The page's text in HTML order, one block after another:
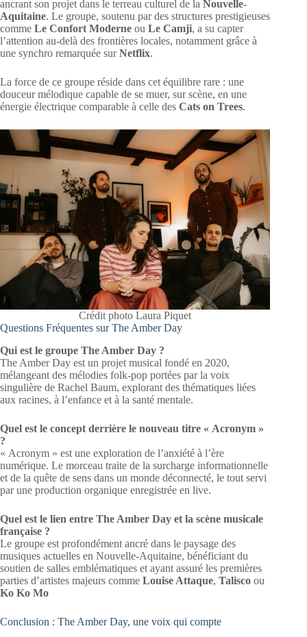
ancrant son projet dans le terreau culturel de la Nouvelle-
Aquitaine. Le groupe, soutenu par des structures prestigieuses
comme Le Confort Moderne ou Le Camji, a su capter
l’attention au-delà des frontières locales, notamment grâce à
une synchro remarquée surNetflix.
La force de ce groupe réside dans cet équilibre rare : une
douceur mélodique capable de se muer, sur scène, en une
énergie électrique comparable à celle des Cats on Trees.
Crédit photo Laura Piquet
Questions Fréquentes sur The Amber Day
Qui est le groupe The Amber Day ?
The Amber Day est un projet musical fondé en 2020,
mélangeant des mélodies folk-pop portées par la voix
singulière de Rachel Baum, explorant des thématiques liées
aux racines, à l’enfance et à la santé mentale.
Quel est le concept derrière le nouveau titre « Acronym »
?
« Acronym » est une exploration de l’anxiété à l’ère
numérique. Le morceau traite de la surcharge informationnelle
et de la quête de sens dans un monde déconnecté, le tout servi
par une production organique enregistrée en live.
Quel est le lien entre The Amber Day et la scène musicale
française ?
Le groupe est profondément ancré dans le paysage des
musiques actuelles en Nouvelle-Aquitaine, bénéficiant du
soutien de salles emblématiques et ayant assuré les premières
parties d’artistes majeurs comme Louise Attaque, Talisco ou
Ko Ko Mo
Conclusion : The Amber Day, une voix qui compte